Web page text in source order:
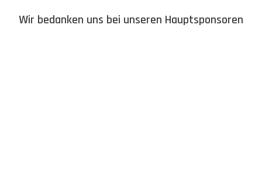
Wir bedanken uns bei unseren Hauptsponsoren